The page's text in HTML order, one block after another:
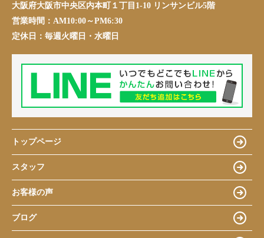
大阪府大阪市中央区内本町１丁目1-10 リンサンビル5階
営業時間： AM10:00～PM6:30
定休日： 毎週火曜日・水曜日
トップページ
スタッフ
お客様の声
ブログ